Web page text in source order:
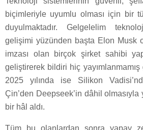
biçimleriyle uyumlu olması için bir
duyulmaktadır. Gelgelelim
gelişimi yüzünden başta Elon Musk
imzası olan birçok şirket sahibi
geliştirerek bildiri hiç
2025 yılında ise Silikon
Çin’den Deepseek’in dâhil olmasıyla
bir hâl aldı.